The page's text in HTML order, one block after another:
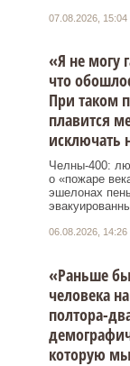
07.08.2026, 15:04
«Я не могу
что
При таком
плавится
исключать
Челны-400:
о «пожаре
эшелонах
06.08.2026, 14:26
«Раньше
человека
полтора-
которую